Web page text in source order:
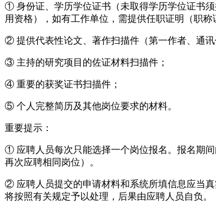
① 身份证、学历学位证书（未取得学历学位证书
用资格），如有工作单位，需提供任职证明（职称
② 提供代表性论文、著作扫描件（第一作者、通讯
③ 主持的研究项目的佐证材料扫描件；
④ 重要的获奖证书扫描件；
⑤ 个人完整简历及其他岗位要求的材料。
重要提示：
① 应聘人员每次只能选择一个岗位报名。报名期
再次应聘相同岗位）。
② 应聘人员提交的申请材料和系统所填信息应当
将按照有关规定予以处理，后果由应聘人员自负。